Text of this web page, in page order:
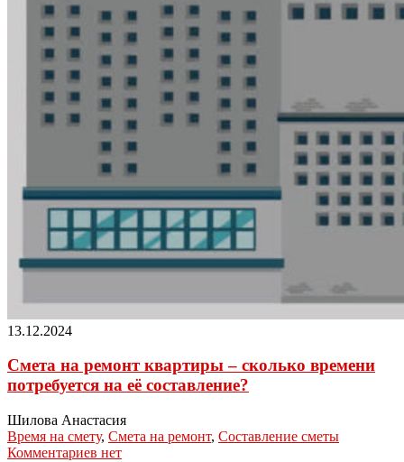
13.12.2024
Смета на ремонт квартиры – сколько времени
потребуется на её составление?
Шилова Анастасия
Время на смету, Смета на ремонт, Составление сметы
Комментариев нет